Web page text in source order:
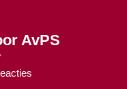
AvPS